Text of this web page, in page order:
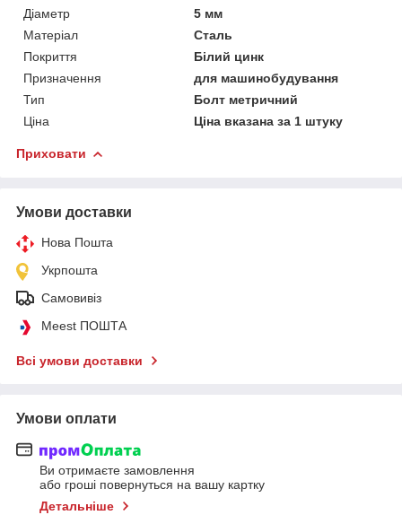
Діаметр
5 мм
Матеріал
Сталь
Покриття
Білий цинк
Призначення
для машинобудування
Тип
Болт метричний
Ціна
Ціна вказана за 1 штуку
Приховати
Умови доставки
Нова Пошта
Укрпошта
Самовивіз
Meest ПОШТА
Всі умови доставки
Умови оплати
Ви отримаєте замовлення
або гроші повернуться на вашу картку
Детальніше